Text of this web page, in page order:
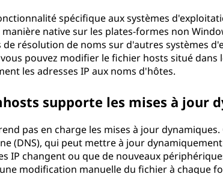
spécifique aux systèmes
native sur les plates-formes non
résolution de noms sur d'autres systèmes
vous pouvez modifier le fichier hosts situé
les adresses IP aux noms d'hôtes.
supporte les mises à jour
pas en charge les mises à jour
(DNS), qui peut mettre à jour
IP changent ou que de nouveaux
modification manuelle du fichier à chaque